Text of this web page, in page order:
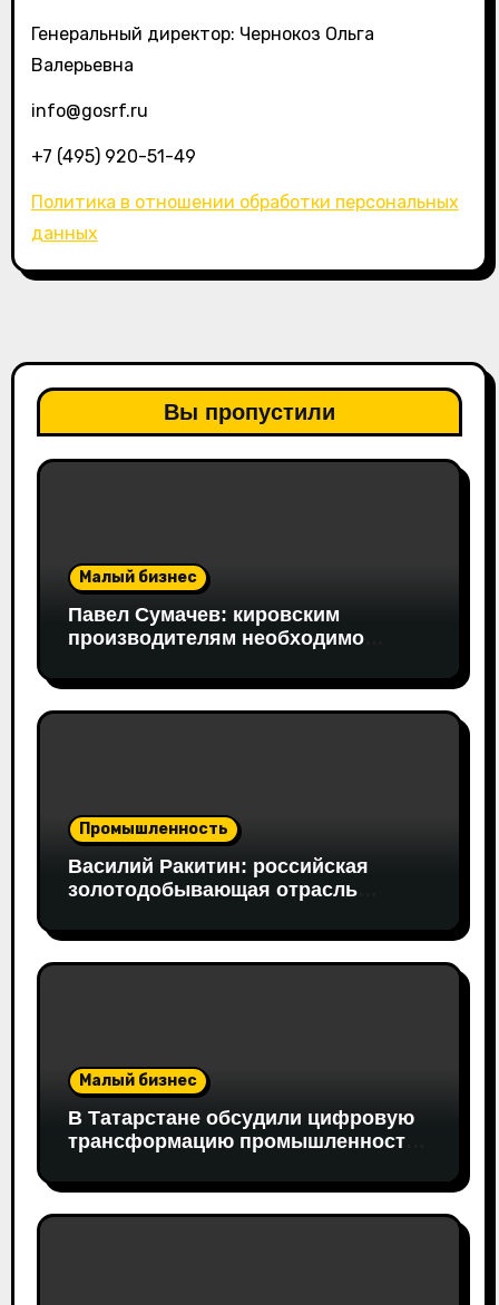
Генеральный директор: Чернокоз Ольга
Валерьевна
info@gosrf.ru
+7 (495) 920-51-49
Политика в отношении обработки персональных
данных
Вы пропустили
Малый бизнес
Павел Сумачев: кировским
производителям необходимо
рынок
Промышленность
Василий Ракитин: российская
золотодобывающая отрасль
благодаря перестройке экспорта и
технологической устойчивости
Малый бизнес
В Татарстане обсудили цифровую
трансформацию промышленности:
участие вице-президент «Новой
Формации» Руслан Гайнуллин